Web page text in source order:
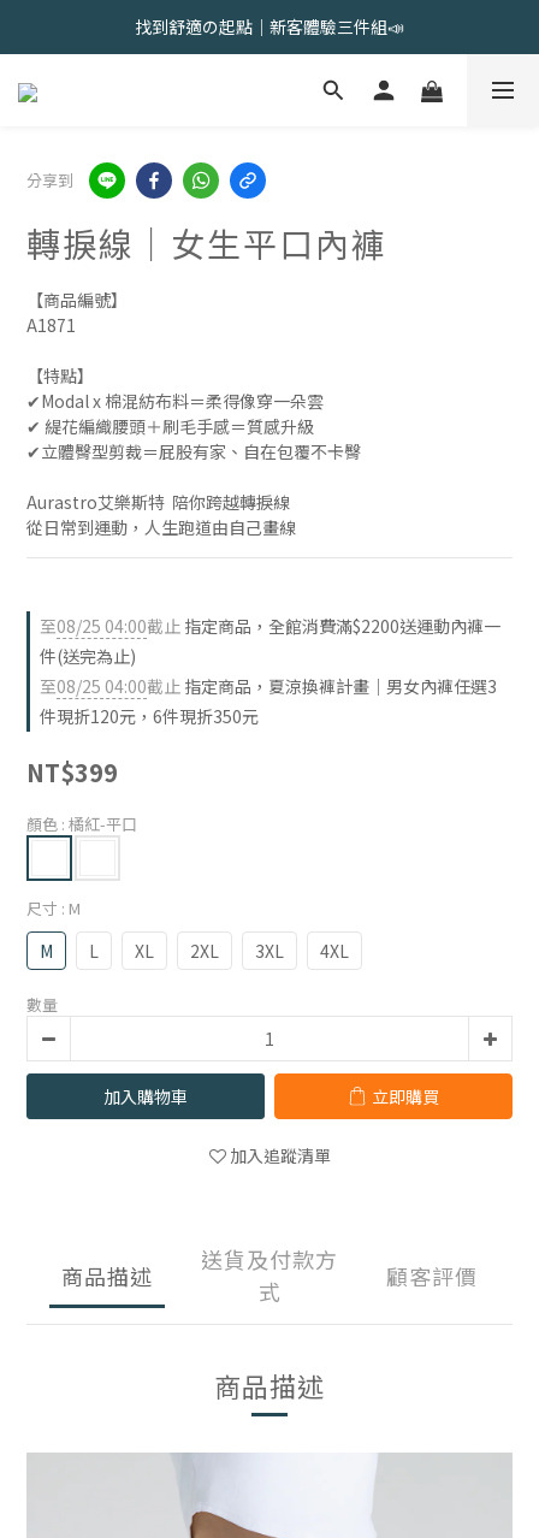
會員限定 | 女內褲任選3件現折120元，6件現折350元
會員限定 | 女內褲任選3件現折120元，6件現折350元
夏出清售完不補｜2件$618，5件$1388，8件$1888
會員限定 | 女內褲任選3件現折120元，6件現折350元
分享到
轉捩線｜女生平口內褲
【商品編號】
A1871
【特點】
✔︎Modal x 棉混紡布料＝柔得像穿一朵雲
✔︎ 緹花編織腰頭＋刷毛手感＝質感升級
✔︎立體臀型剪裁＝屁股有家、自在包覆不卡臀
Aurastro艾樂斯特  陪你跨越轉捩線
從日常到運動，人生跑道由自己畫線
至08/25 04:00截止 指定商品，全館消費滿$2200送運動內褲一
件(送完為止)
至08/25 04:00截止 指定商品，夏涼換褲計畫｜男女內褲任選3
件現折120元，6件現折350元
NT$399
顏色 : 橘紅-平口
尺寸 : M
M L XL 2XL 3XL 4XL
數量
加入購物車 立即購買
加入追蹤清單
商品描述
送貨及付款方
式
顧客評價
商品描述